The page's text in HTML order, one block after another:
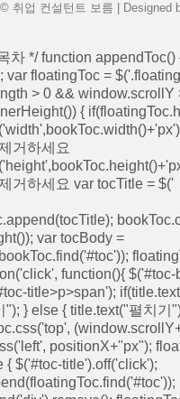
© 취업 컨설턴트 보름 | Designed
차 */ function
var floatingToc =
> 0 && window.scrollY
{
거하세요
거하세요 var tocTitle = $('
var tocBody =
function(){
title>p>span');
"); } else { title.text("펼치기
positionX+"px");
{ $('#toc-title').off('click');